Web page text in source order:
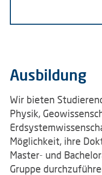
Ausbildung
Wir bieten
Physik,
Möglichkeit, ihre
Master- und
Gruppe